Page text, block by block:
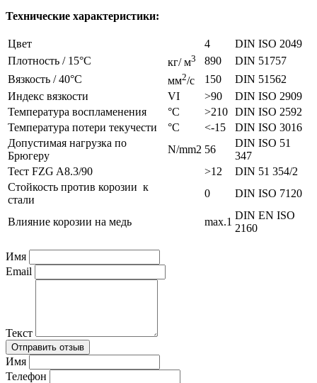
Технические характеристики:
Цвет 4
DIN ISO 2049
Плотность / 15°С
кг/ м3 890
DIN 51757
Вязкость / 40°С
мм2/с 150
DIN 51562
Индекс вязкости
VI >90
DIN ISO 2909
Температура воспламенения
°С >210 DIN ISO 2592
Температура потери текучести
°С <-15
DIN ISO 3016
Допустимая нагрузка по
Брюгеру
N/mm2 56
DIN ISO 51
347
Тест FZG A8.3/90
>12
DIN 51 354/2
Стойкость против корозии к
стали
0 DIN ISO 7120
Влияние корозии на медь max.1
DIN EN ISO
2160
Имя
Email
Текст
Имя
Телефон